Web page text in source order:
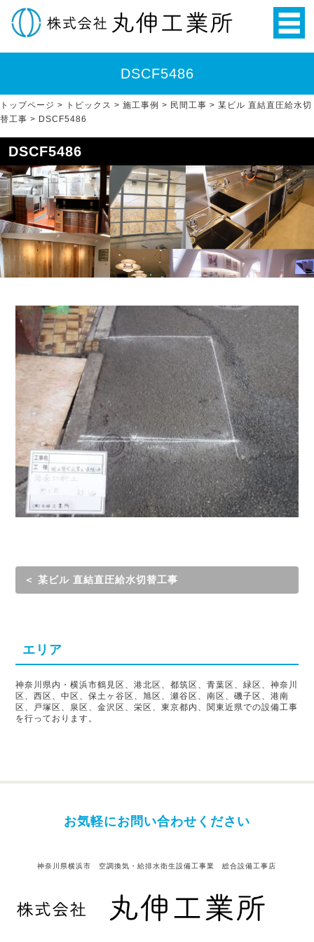
DSCF5486
トップページ > トピックス > 施工事例 > 民間工事 > 某ビル 直結直圧給水切
替工事 > DSCF5486
DSCF5486
＜ 某ビル 直結直圧給水切替工事
エリア
神奈川県内・横浜市鶴見区、港北区、都筑区、青葉区、緑区、神奈川
区、西区、中区、保土ヶ谷区、旭区、瀬谷区、南区、磯子区、港南
区、戸塚区、泉区、金沢区、栄区、東京都内、関東近県での設備工事
を行っております。
お気軽にお問い合わせください
神奈川県横浜市 空調換気・給排水衛生設備工事業 総合設備工事店